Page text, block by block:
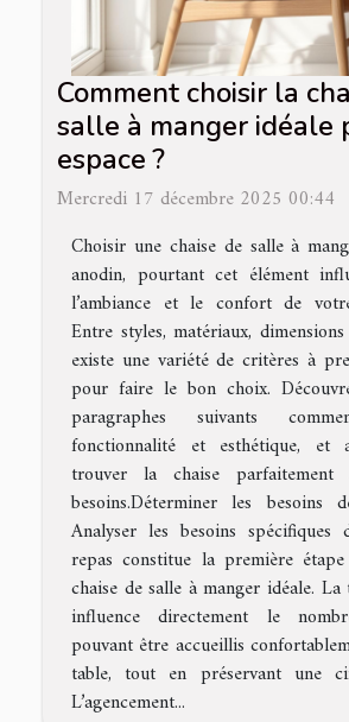
Comment choisir la
salle à manger idéale
espace ?
Mercredi 17 décembre 2025 00:44
Choisir une chaise de salle à
anodin, pourtant cet élément
l’ambiance et le confort de
Entre styles, matériaux,
existe une variété de critères à
pour faire le bon choix.
paragraphes suivants
fonctionnalité et esthétique, et
trouver la chaise
besoins.Déterminer les besoins
Analyser les besoins spécifiques
repas constitue la première
chaise de salle à manger idéale.
influence directement le
pouvant être accueillis
table, tout en préservant une
L’agencement...